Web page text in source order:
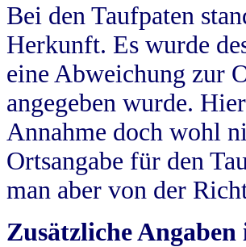
Bei den Taufpaten
Herkunft. Es wurde
eine Abweichung zur
angegeben wurde.
Annahme doch wohl
Ortsangabe für den
man aber von der
Zusätzliche